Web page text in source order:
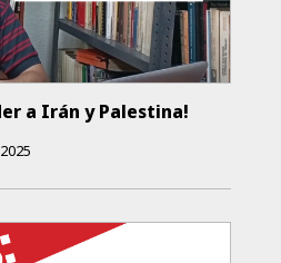
a Irán y Palestina!